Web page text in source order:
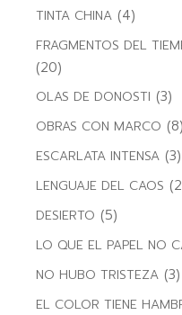
TINTA CHINA (4)
FRAGMENTOS DEL
(20)
OLAS DE DONOSTI (3)
OBRAS CON MARCO (8)
ESCARLATA INTENSA (3)
LENGUAJE DEL CAOS
DESIERTO (5)
LO QUE EL PAPEL NO
NO HUBO TRISTEZA (3)
EL COLOR TIENE